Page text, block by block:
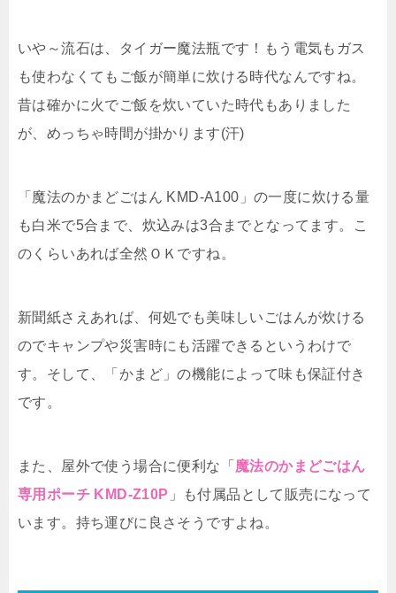
いや～流石は、タイガー魔法瓶です！もう電気もガス
も使わなくてもご飯が簡単に炊ける時代なんですね。
昔は確かに火でご飯を炊いていた時代もありました
が、めっちゃ時間が掛かります(汗)
「魔法のかまどごはん KMD-A100」の一度に炊ける量
も白米で5合まで、炊込みは3合までとなってます。こ
のくらいあれば全然ＯＫですね。
新聞紙さえあれば、何処でも美味しいごはんが炊ける
のでキャンプや災害時にも活躍できるというわけで
す。そして、「かまど」の機能によって味も保証付き
です。
また、屋外で使う場合に便利な「 魔法のかまどごはん
専用ポーチ KMD-Z10P 」も付属品として販売になって
います。持ち運びに良さそうですよね。